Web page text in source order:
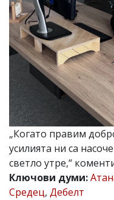
Управители:
Веселин
Василев,
email:
v.vasilev@flagman.bg
Касабова,
еmail:
Главен
редактор:
Иван
Колев,
email:
office@flagman.bg
Коментарите
под
„Когато правим
усилията ни са
светло утре,“
Ключови думи:
Средец, Дебелт